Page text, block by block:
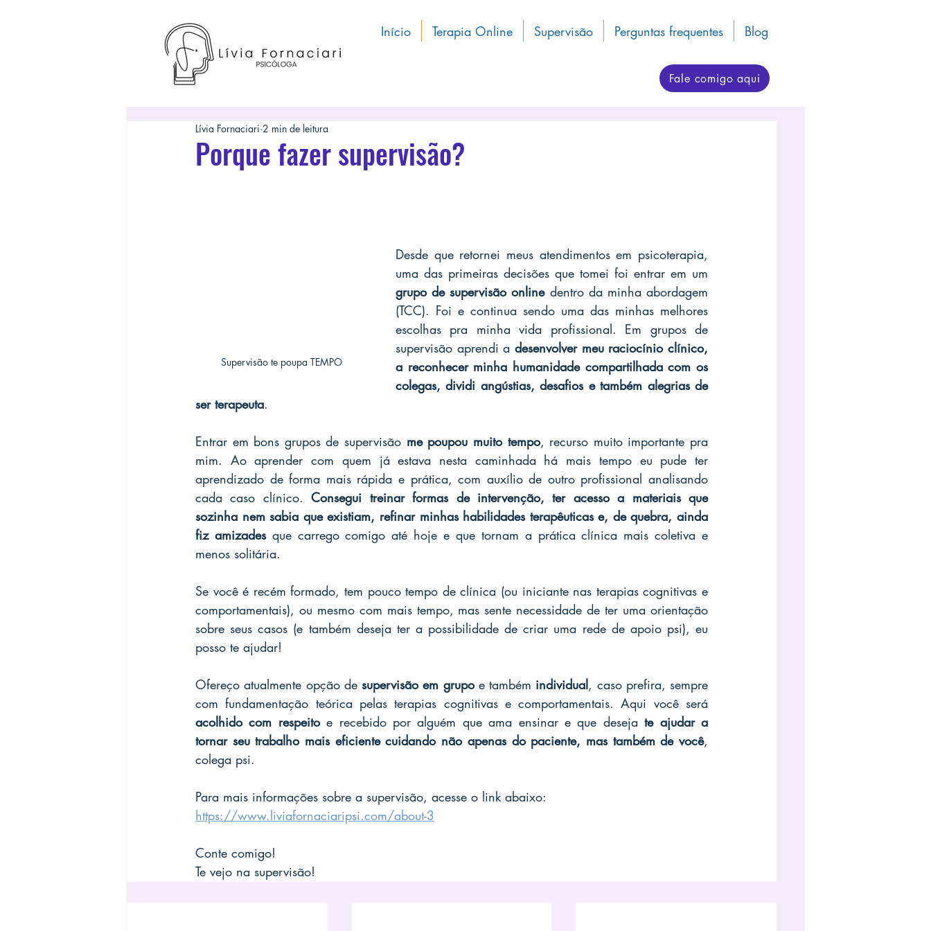
Início Terapia Online Supervisão Perguntas frequentes Blog
Fale comigo aqui
Porque fazer supervisão?
Lívia Fornaciari 2 min de leitura
Supervisão te poupa TEMPO
Desde que retornei meus atendimentos em psicoterapia,
grupo de supervisão online dentro da minha abordagem
(TCC). Foi e continua sendo uma das minhas melhores
escolhas pra minha vida profissional. Em grupos de
supervisão aprendi a desenvolver meu raciocínio clínico,
a reconhecer minha humanidade compartilhada com os
colegas, dividi angústias, desafios e também alegrias de
ser terapeuta.
Entrar em bons grupos de supervisão me poupou muito tempo, recurso muito importante pra
mim. Ao aprender com quem já estava nesta caminhada há mais tempo eu pude ter
aprendizado de forma mais rápida e prática, com auxílio de outro profissional analisando
cada caso clínico. Consegui treinar formas de intervenção, ter acesso a materiais que
sozinha nem sabia que existiam, refinar minhas habilidades terapêuticas e, de quebra, ainda
fiz amizades que carrego comigo até hoje e que tornam a prática clínica mais coletiva e
menos solitária.
Se você é recém formado, tem pouco tempo de clínica (ou iniciante nas terapias cognitivas e
comportamentais), ou mesmo com mais tempo, mas sente necessidade de ter uma orientação
sobre seus casos (e também deseja ter a possibilidade de criar uma rede de apoio psi), eu
posso te ajudar!
Ofereço atualmente opção de supervisão em grupo e também individual, caso prefira, sempre
acolhido com respeito e recebido por alguém que ama ensinar e que deseja te ajudar a
tornar seu trabalho mais eficiente cuidando não apenas do paciente, mas também de você,
colega psi.
Para mais informações sobre a supervisão, acesse o link abaixo:
https://www.liviafornaciaripsi.com/about-3
Conte comigo!
Te vejo na supervisão!